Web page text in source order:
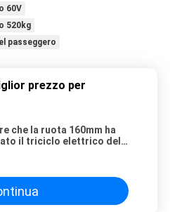
60V
520kg
passeggero
prezzo per
che la ruota 160mm ha
il triciclo elettrico del